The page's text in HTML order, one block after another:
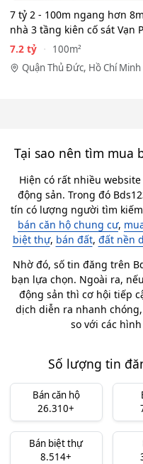
7 tỷ 2 - 100m ngang hơn 8m
nhà 3 tầng kiên cố sát Vạn
City - HẺM XE HƠI…
7.2 tỷ
100m²
Quận Thủ Đức, Hồ Chí Minh
Tại sao nên tìm mua
Hiện có rất nhiều
động sản. Trong đó
tín có lượng người tìm
bán căn hộ chung cư,
biệt thự, bán đất, đất nền
Nhờ đó, số tin đăng trên
bạn lựa chọn. Ngoài ra,
động sản thì cơ hội tiếp
dịch diễn ra nhanh
so với các
Số lượng tin
Bán căn hộ
26.310+
Bán biệt thự
8.514+